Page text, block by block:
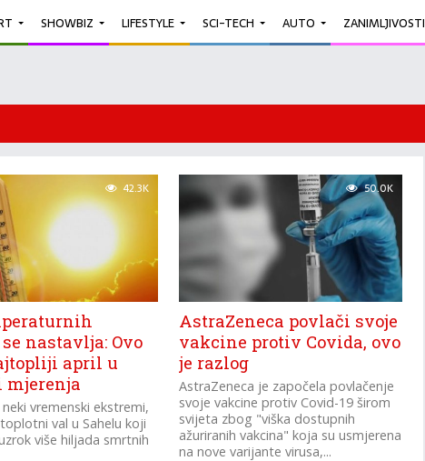
SHOWBIZ LIFESTYLE SCI-TECH AUTO ZANIMLJIVOSTI
42.3K
nastavlja: Ovo
april u
vremenski ekstremi,
val u Sahelu koji
više hiljada smrtnih
50.0K
AstraZeneca povlači svoje
vakcine protiv Covida, ovo
je razlog
AstraZeneca je započela povlačenje
svoje vakcine protiv Covid-19 širom
svijeta zbog "viška dostupnih
ažuriranih vakcina" koja su usmjerena
na nove varijante virusa,...